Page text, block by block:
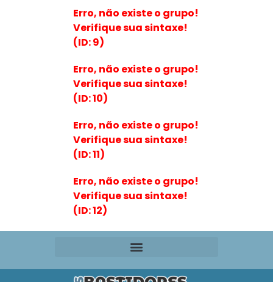
Erro, não existe o grupo!
Verifique sua sintaxe!
(ID: 9)
Erro, não existe o grupo!
Verifique sua sintaxe!
(ID: 10)
Erro, não existe o grupo!
Verifique sua sintaxe!
(ID: 11)
Erro, não existe o grupo!
Verifique sua sintaxe!
(ID: 12)